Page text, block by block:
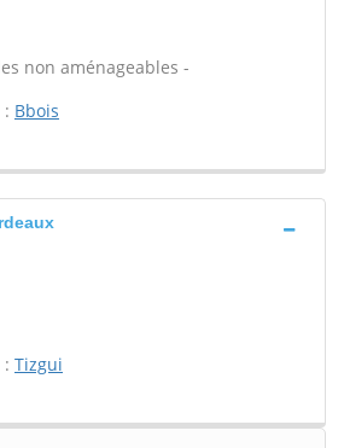
non aménageables -
Bbois
Tizgui